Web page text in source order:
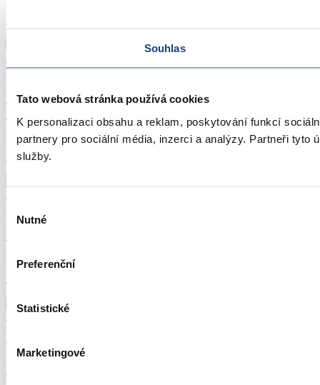
Souhlas
Tato webová stránka používá cookies
K personalizaci obsahu a reklam, poskytování funkcí
partnery pro sociální média, inzerci a analýzy. Partneři
služby.
Výběr
souhlasu
Nutné
Preferenční
Statistické
Marketingové
Navštívit
Následná
rehabilitační
péče
Navštívit
Paliativní
péče
Navštívit
Následná